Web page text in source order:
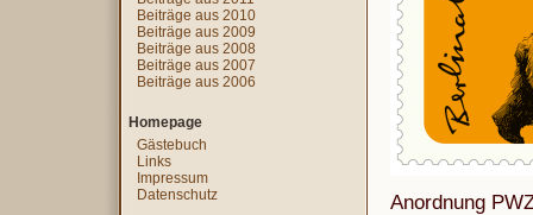
Anordnung
Beiträge aus 2010
Beiträge aus 2009
Beiträge aus 2008
Beiträge aus 2007
Beiträge aus 2006
Homepage
Gästebuch
Links
Impressum
Datenschutz